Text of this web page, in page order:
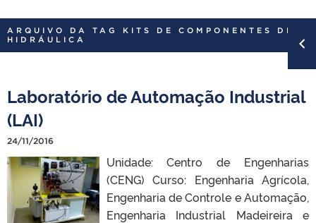
PORTARIAS
ARQUIVO DA TAG KITS DE COMPONENTES DE
HIDRÁULICA
Laboratório de Automação Industrial
(LAI)
24/11/2016
Unidade: Centro de Engenharias
(CENG) Curso: Engenharia Agrícola,
Engenharia de Controle e Automação,
Engenharia Industrial Madeireira e